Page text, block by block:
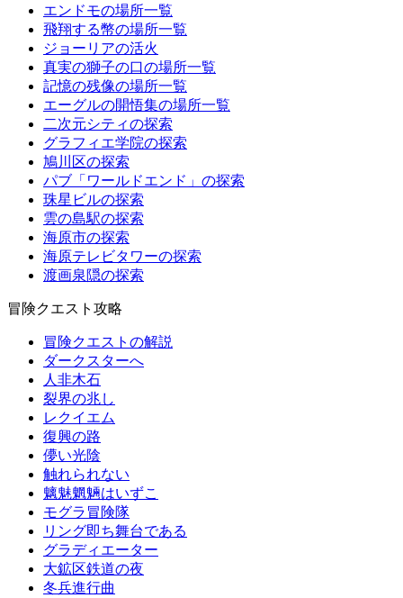
エンドモの場所一覧
飛翔する幣の場所一覧
ジョーリアの活火
真実の獅子の口の場所一覧
記憶の残像の場所一覧
エーグルの開悟集の場所一覧
二次元シティの探索
グラフィエ学院の探索
鳩川区の探索
パブ「ワールドエンド」の探索
珠星ビルの探索
雲の島駅の探索
海原市の探索
海原テレビタワーの探索
渡画泉隠の探索
冒険クエスト攻略
冒険クエストの解説
ダークスターへ
人非木石
裂界の兆し
レクイエム
復興の路
儚い光陰
触れられない
魑魅魍魎はいずこ
モグラ冒険隊
リング即ち舞台である
グラディエーター
大鉱区鉄道の夜
冬兵進行曲